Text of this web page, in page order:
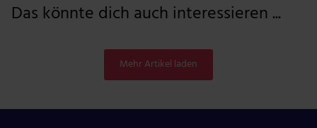
Das könnte dich auch interessieren ...
Mehr Artikel laden